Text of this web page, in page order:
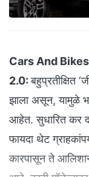
Cars And
2.0:बहुप्रतीक्षित
झाला असून, यामुळे
आहेत. सुधारित कर
फायदा थेट
कारपासून ते